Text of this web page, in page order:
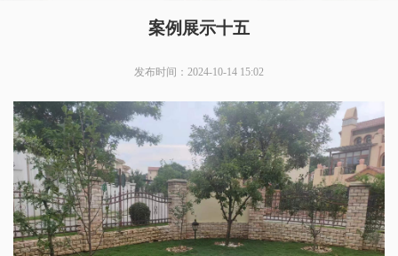
案例展示十五
发布时间：2024-10-14 15:02